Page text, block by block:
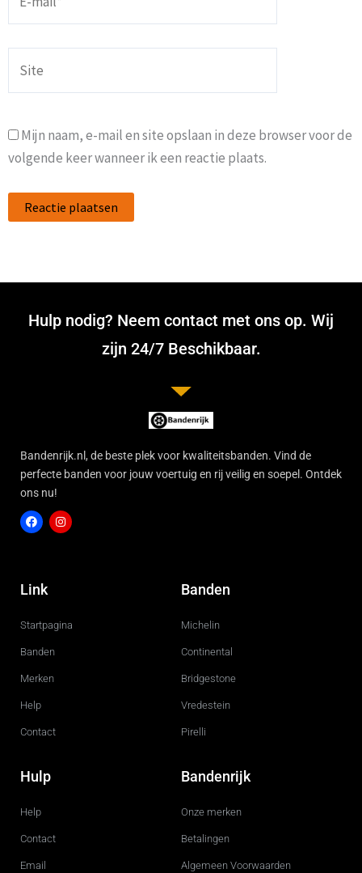
mail*
Mijn naam, e-mail en site opslaan in deze browser voor de
volgende keer wanneer ik een reactie plaats.
Hulp nodig? Neem contact met ons op. Wij
zijn 24/7 Beschikbaar.
Bandenrijk.nl, de beste plek voor kwaliteitsbanden. Vind de
perfecte banden voor jouw voertuig en rij veilig en soepel. Ontdek
ons nu!
c
e
o
g
r
Link
Startpagina
Banden
Merken
Help
Contact
Banden
Michelin
Continental
Bridgestone
Vredestein
Pirelli
Hulp
Help
Contact
Email
Bandenrijk
Onze merken
Betalingen
Algemeen Voorwaarden